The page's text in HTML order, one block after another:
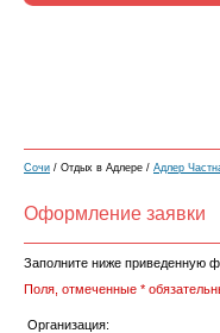
Сочи / Отдых в Адлере / Адлер
Оформление заявки
Заполните ниже приведенную
Поля, отмеченные *
Организация: